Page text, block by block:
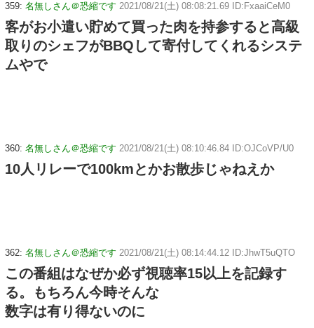
359: 名無しさん＠恐縮です 2021/08/21(土) 08:08:21.69 ID:FxaaiCeM0
客がお小遣い貯めて買った肉を持参すると高級
取りのシェフがBBQして寄付してくれるシステ
ムやで
360: 名無しさん＠恐縮です 2021/08/21(土) 08:10:46.84 ID:OJCoVP/U0
10人リレーで100kmとかお散歩じゃねえか
362: 名無しさん＠恐縮です 2021/08/21(土) 08:14:44.12 ID:JhwT5uQTO
この番組はなぜか必ず視聴率15以上を記録す
る。もちろん今時そんな
数字は有り得ないのに